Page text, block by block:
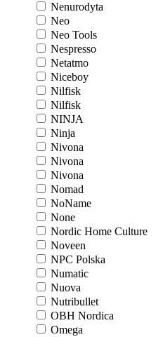
Nenurodyta
Neo
Neo Tools
Nespresso
Netatmo
Niceboy
Nilfisk
Nilfisk
NINJA
Ninja
Nivona
Nivona
Nivona
Nomad
NoName
None
Nordic Home Culture
Noveen
NPC Polska
Numatic
Nuova
Nutribullet
OBH Nordica
Omega